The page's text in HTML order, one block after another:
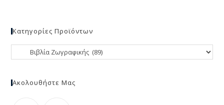
Κατηγορίες Προϊόντων
Ακολουθήστε Μας